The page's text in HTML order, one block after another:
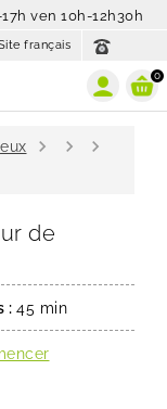
ven 10h-12h30h
français
0
chevron_right chevron_right chevron_right
de
: 45 min